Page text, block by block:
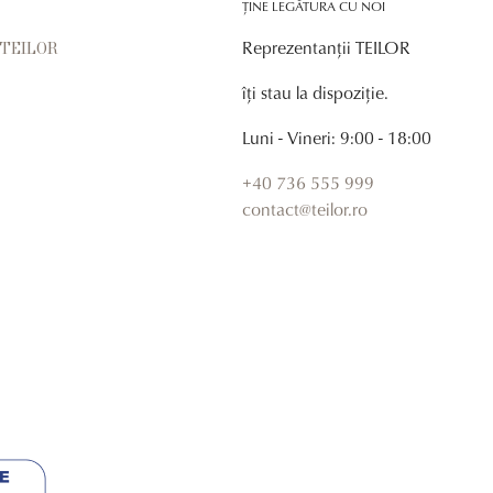
ȚINE LEGĂTURA CU NOI
Reprezentanții TEILOR
îți stau la dispoziție.
Luni - Vineri: 9:00 - 18:00
+40 736 555 999
contact@teilor.ro